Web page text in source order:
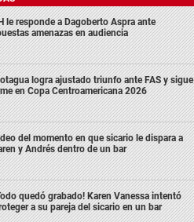
le responde a Dagoberto Aspra ante
amenazas en audiencia
logra ajustado triunfo ante FAS y sigue
en Copa Centroamericana 2026
del momento en que sicario le dispara a
y Andrés dentro de un bar
quedó grabado! Karen Vanessa intentó
a su pareja del sicario en un bar